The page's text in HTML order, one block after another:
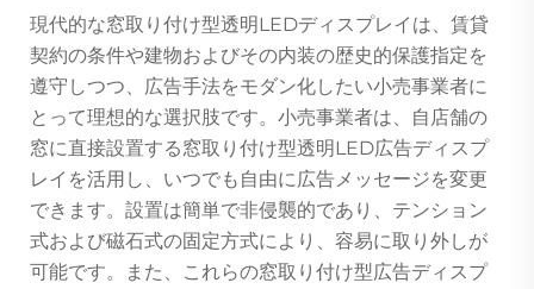
現代的な窓取り付け型透明LEDディスプレイは、賃貸
契約の条件や建物およびその内装の歴史的保護指定を
遵守しつつ、広告手法をモダン化したい小売事業者に
とって理想的な選択肢です。小売事業者は、自店舗の
窓に直接設置する窓取り付け型透明LED広告ディスプ
レイを活用し、いつでも自由に広告メッセージを変更
できます。設置は簡単で非侵襲的であり、テンション
式および磁石式の固定方式により、容易に取り外しが
可能です。また、これらの窓取り付け型広告ディスプ